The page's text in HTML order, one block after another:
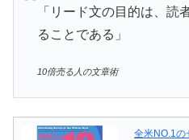
「リード文の目的は、読
ることである」
10倍売る人の文章術
全米NO.1の